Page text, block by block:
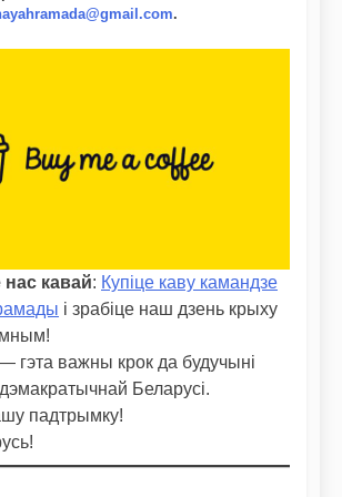
.
нас кавай: Купіце каву камандзе
і зрабіце наш дзень крыху
гэта важны крок да будучыні
Беларусі.
падтрымку!